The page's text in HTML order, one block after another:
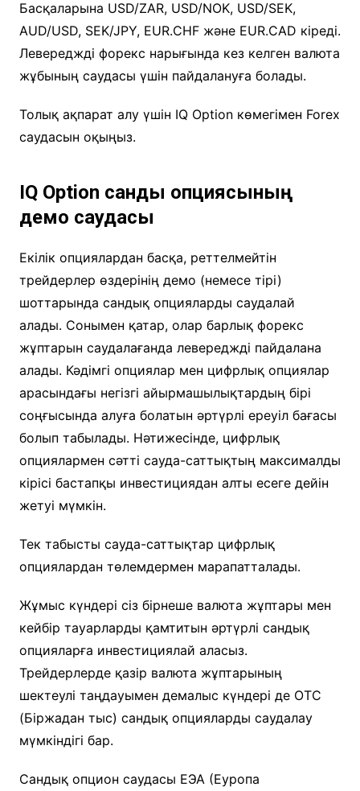
Басқаларына USD/ZAR, USD/NOK, USD/SEK,
AUD/USD, SEK/JPY, EUR.CHF және EUR.CAD кіреді.
Левереджді форекс нарығында кез келген валюта
жұбының саудасы үшін пайдалануға болады.
Толық ақпарат алу үшін IQ Option көмегімен Forex
саудасын оқыңыз.
IQ Option сандық опциясының
демо саудасы
Екілік опциялардан басқа, реттелмейтін
трейдерлер өздерінің демо (немесе тірі)
шоттарында сандық опцияларды саудалай
алады. Сонымен қатар, олар барлық форекс
жұптарын саудалағанда левереджді пайдалана
алады. Кәдімгі опциялар мен цифрлық опциялар
арасындағы негізгі айырмашылықтардың бірі
соңғысында алуға болатын әртүрлі ереуіл бағасы
болып табылады. Нәтижесінде, цифрлық
опциялармен сәтті сауда-саттықтың максималды
кірісі бастапқы инвестициядан алты есеге дейін
жетуі мүмкін.
Тек табысты сауда-саттықтар цифрлық
опциялардан төлемдермен марапатталады.
Жұмыс күндері сіз бірнеше валюта жұптары мен
кейбір тауарларды қамтитын әртүрлі сандық
опцияларға инвестициялай аласыз.
Трейдерлерде қазір валюта жұптарының
шектеулі таңдауымен демалыс күндері де OTC
(Біржадан тыс) сандық опцияларды саудалау
мүмкіндігі бар.
Сандық опцион саудасы ЕЭА (Еуропа